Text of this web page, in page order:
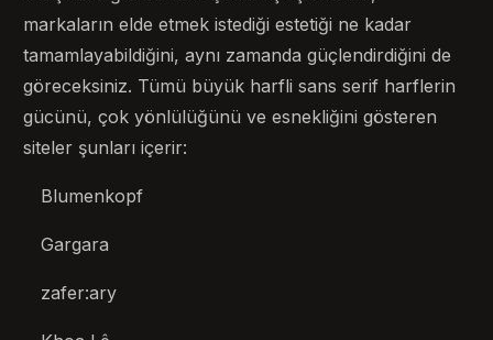
markaların elde etmek istediği estetiği ne kadar
tamamlayabildiğini, aynı zamanda güçlendirdiğini de
göreceksiniz. Tümü büyük harfli sans serif harflerin
gücünü, çok yönlülüğünü ve esnekliğini gösteren
siteler şunları içerir:
Blumenkopf
Gargara
zafer:ary